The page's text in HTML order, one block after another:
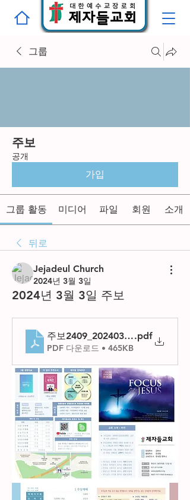
그룹
주보
공개
가입
그룹 활동 미디어 파일 회원 소개
뒤로
Jejadeul Church
2024년 3월 3일
2024년 3월 3일 주보
주보2409_20240303.pdf
PDF 다운로드 • 465KB